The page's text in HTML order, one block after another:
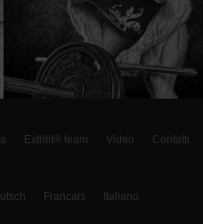
Extrifit® team Video
Contatti
Francais
Italiano